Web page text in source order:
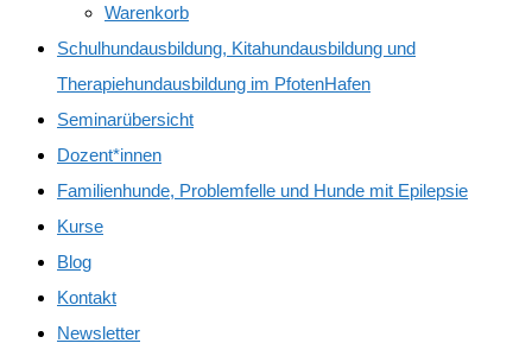
Warenkorb
Schulhundausbildung, Kitahundausbildung und
Therapiehundausbildung im PfotenHafen
Seminarübersicht
Dozent*innen
Familienhunde, Problemfelle und Hunde mit Epilepsie
Kurse
Blog
Kontakt
Newsletter